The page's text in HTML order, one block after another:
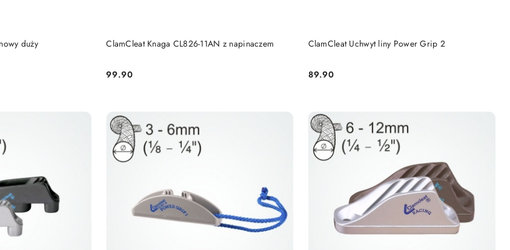
duży ClamCleat Knaga CL826-11AN z napinaczem
Cena:
99.90
DO KOSZYKA ClamCleat Uchwyt liny Power Grip 2
Cena:
89.90
DO KOSZYKA